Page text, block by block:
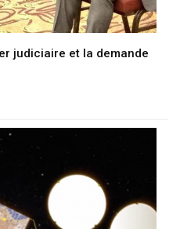
judiciaire et la demande